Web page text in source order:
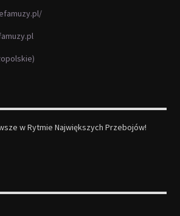
w Rytmie Największych Przebojów!